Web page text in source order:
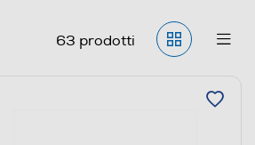
63 prodotti